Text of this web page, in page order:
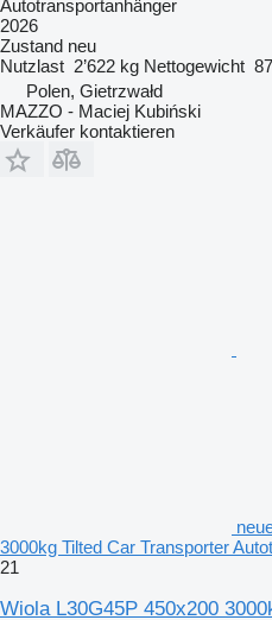
Autotransportanhänger
2026
Zustand neu
Nutzlast 2’622 kg Nettogewicht
Polen, Gietrzwałd
MAZZO - Maciej Kubiński
Verkäufer kontaktieren
3000kg Tilted Car Transporter
21
Wiola L30G45P 450x200